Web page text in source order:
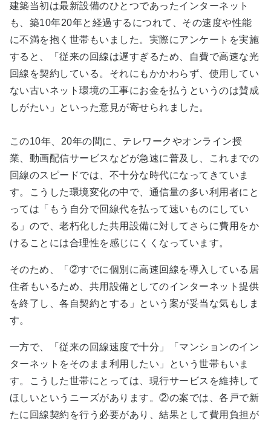
建築当初は最新設備のひとつであったインターネット
も、築10年20年と経過するにつれて、その速度や性能
に不満を抱く世帯もいました。実際にアンケートを実施
すると、「従来の回線は遅すぎるため、自費で高速な光
回線を契約している。それにもかかわらず、使用してい
ない古いネット環境の工事にお金を払うというのは賛成
しがたい 」といった意見が寄せられました。
この10年、20年の間に、テレワークやオンライン授
業、動画配信サービスなどが急速に普及し、これまでの
回線のスピードでは、不十分な時代になってきていま
す。こうした環境変化の中で、通信量の多い利用者にと
っては 「もう自分で回線代を払って速いものにしてい
る」ので、老朽化した共用設備に対してさらに費用をか
けることには合理性を感じにくくなっています。
そのため、「②すでに個別に高速回線を導入している居
住者もいるため、共用設備としてのインターネット提供
を終了し、各自契約とする」という 案が妥当な気もしま
す。
一方で、「従来の回線速度で十分」「マンションのイン
ターネットをそのまま利用したい」
という世帯もいま
す。
こうした世帯にとっては、現行サービスを維持して
ほしいというニーズがあります。②の案では、各戸で新
たに回線契約を行う必要があり、結果として費用負担が